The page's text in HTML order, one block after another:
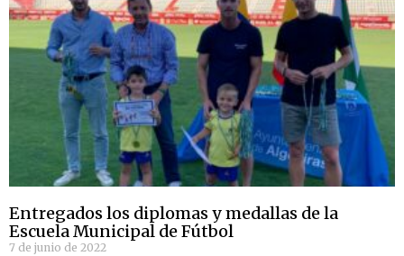
Entregados los diplomas y medallas de la
Escuela Municipal de Fútbol
7 de junio de 2022